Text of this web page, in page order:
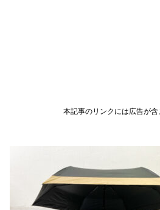
本記事のリンクには広告が含